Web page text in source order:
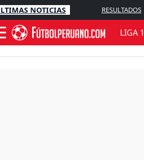
NOTICIAS RESULTADOS
LIGA 1